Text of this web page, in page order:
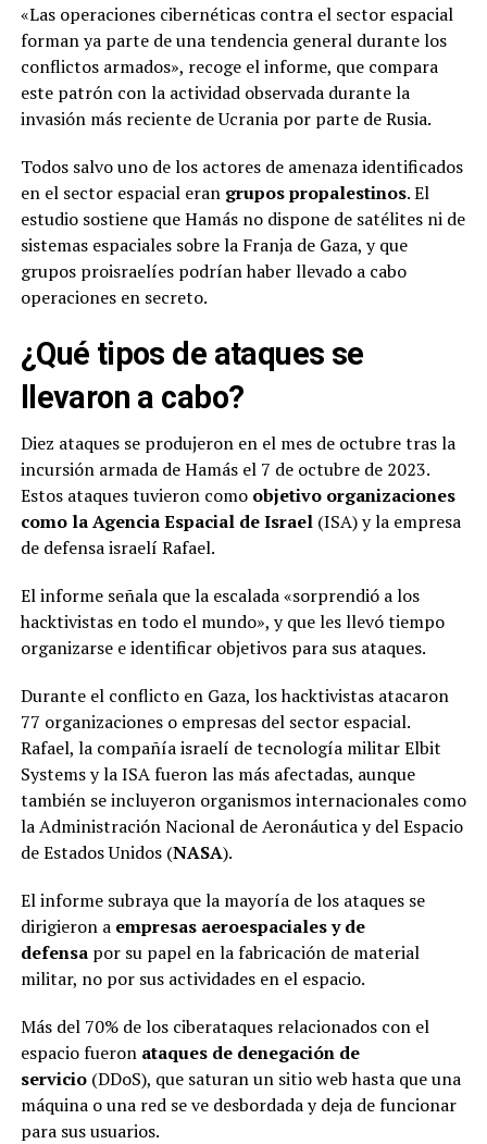
«Las operaciones cibernéticas contra el sector espacial
forman ya parte de una tendencia general durante los
conflictos armados», recoge el informe, que compara
este patrón con la actividad observada durante la
invasión más reciente de Ucrania por parte de Rusia.
Todos salvo uno de los actores de amenaza identificados
en el sector espacial eran grupos propalestinos. El
estudio sostiene que Hamás no dispone de satélites ni de
sistemas espaciales sobre la Franja de Gaza, y que
grupos proisraelíes podrían haber llevado a cabo
operaciones en secreto.
¿Qué tipos de ataques se
llevaron a cabo?
Diez ataques se produjeron en el mes de octubre tras la
incursión armada de Hamás el 7 de octubre de 2023.
Estos ataques tuvieron como objetivo organizaciones
como la Agencia Espacial de Israel(ISA) y la empresa
de defensa israelí Rafael.
El informe señala que la escalada «sorprendió a los
hacktivistas en todo el mundo», y que les llevó tiempo
organizarse e identificar objetivos para sus ataques.
Durante el conflicto en Gaza, los hacktivistas atacaron
77 organizaciones o empresas del sector espacial.
Rafael, la compañía israelí de tecnología militar Elbit
Systems y la ISA fueron las más afectadas, aunque
también se incluyeron organismos internacionales como
la Administración Nacional de Aeronáutica y del Espacio
de Estados Unidos (NASA).
El informe subraya que la mayoría de los ataques se
dirigieron a empresas aeroespaciales y de
defensapor su papel en la fabricación de material
militar, no por sus actividades en el espacio.
Más del 70% de los ciberataques relacionados con el
espacio fueron ataques de denegación de
servicio(DDoS), que saturan un sitio web hasta que una
máquina o una red se ve desbordada y deja de funcionar
para sus usuarios.